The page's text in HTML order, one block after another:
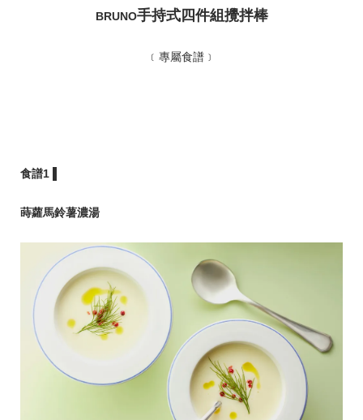
BRUNO手持式四件組攪拌棒
﹝專屬食譜﹞
食譜1 ▌
蒔蘿馬鈴薯濃湯